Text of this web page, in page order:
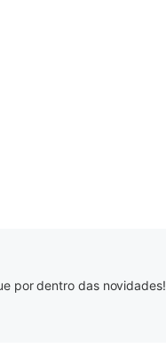
por dentro das novidades!